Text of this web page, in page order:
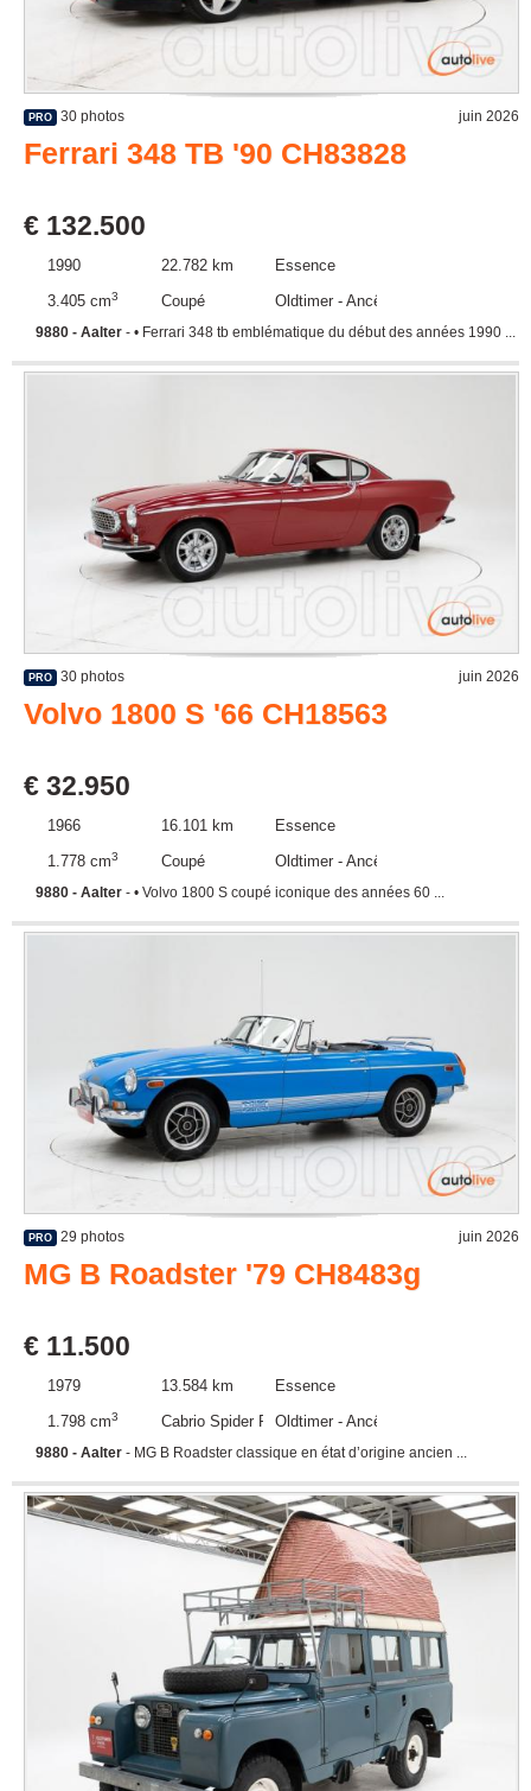
PRO 30 photos juin 2026
Ferrari 348 TB '90 CH83828
€ 132.500
1990 22.782 km
Essence
3.405 cm3 Coupé Oldtimer - Ancêtre
9880 - Aalter - • Ferrari 348 tb emblématique du début des années 1990 ...
PRO 30 photos juin 2026
Volvo 1800 S '66 CH18563
€ 32.950
1966 16.101 km
Essence
1.778 cm3 Coupé Oldtimer - Ancêtre
9880 - Aalter - • Volvo 1800 S coupé iconique des années 60 ...
PRO 29 photos juin 2026
MG B Roadster '79 CH8483g
€ 11.500
1979 13.584 km
Essence
1.798 cm3 Cabrio Spider RoadsterOldtimer - Ancêtre
9880 - Aalter - MG B Roadster classique en état d’origine ancien ...